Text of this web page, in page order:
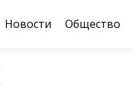
Новости Общество